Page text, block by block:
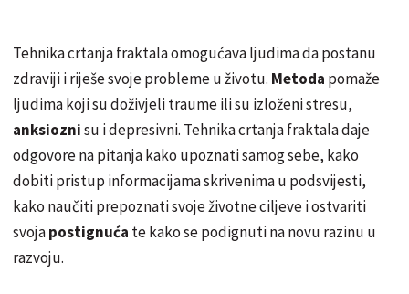
Tehnika crtanja fraktala omogućava ljudima da postanu
zdraviji i riješe svoje probleme u životu. Metoda pomaže
ljudima koji su doživjeli traume ili su izloženi stresu,
anksioznisu i depresivni. Tehnika crtanja fraktala daje
odgovore na pitanja kako upoznati samog sebe, kako
dobiti pristup informacijama skrivenima u podsvijesti,
kako naučiti prepoznati svoje životne ciljeve i ostvariti
svojapostignuća te kako se podignuti na novu razinu u
razvoju.